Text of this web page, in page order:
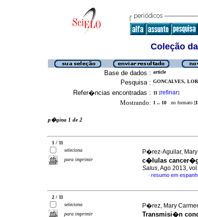
Coleção
Base de dados : article
Pesquisa : GONCALVES,
Refer�ncias encontradas : 11 [refinar]
Mostrando: 1 .. 10 no formato [
p�gina 1 de 2
1 / 11
seleciona
para imprimir
P�rez-Aguilar,
c�lulas
Salus, Ago 2013,
· resumo em
2 / 11
seleciona
para imprimir
P�rez, Mary
Transmisi�n